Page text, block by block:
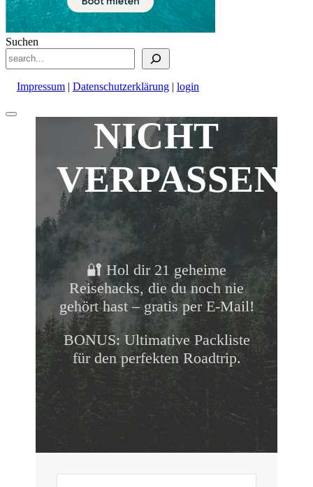
Suchen
Impressum | Datenschutzerklärung | login
Nach
NICHT
VERPASSEN!
🔐 Hol dir 21 geheime
Reisehacks, die du noch nie
gehört hast – gratis per E-Mail!
BONUS: Ultimative Packliste
für den perfekten Roadtrip.